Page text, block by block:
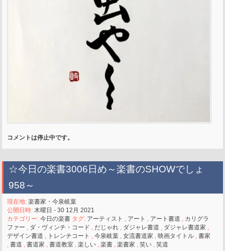
コメントは停止中です。
☆今日の楽書3006日め～楽書のSHOWでしょ
958～
現在地:楽書家・今泉岐葉
公開日時: 木曜日 - 30 12月 2021
カテゴリー:今日の楽書 タグ: アーティスト アート アート書道
カリグラ
ファー
ダ・ヴィンチ・コード だじゃれ ダジャレ書道 ダジャレ書道家
デザイン書道
トレンチコート ,今泉岐葉 ,女流書道家 ,映画タイトル ,書家
,書道 ,書道家 ,書道教室 ,楽しい ,楽書 ,楽書家 ,笑い ,笑道